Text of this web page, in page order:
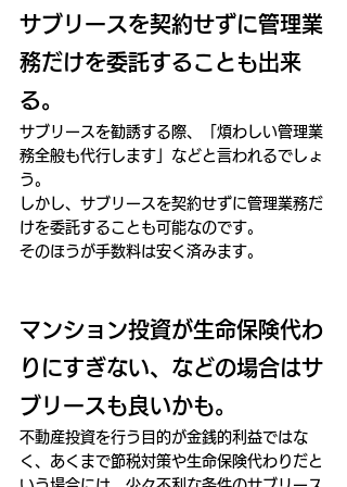
サブリースを契約せずに管理業
務だけを委託することも出来
る。
サブリースを勧誘する際、「煩わしい管理業
務全般も代行します」などと言われるでしょ
う。
しかし、サブリースを契約せずに管理業務だ
けを委託することも可能なのです。
そのほうが手数料は安く済みます。
マンション投資が生命保険代わ
りにすぎない、などの場合はサ
ブリースも良いかも。
不動産投資を行う目的が金銭的利益ではな
く、あくまで節税対策や生命保険代わりだと